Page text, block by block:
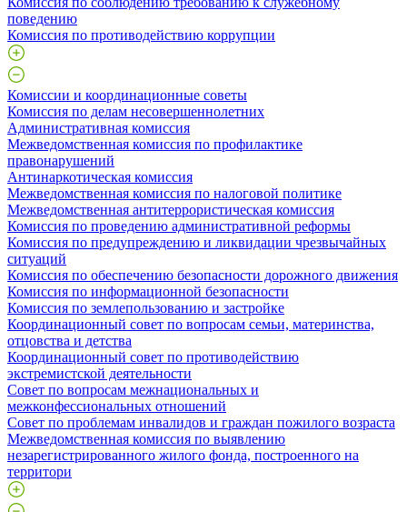
поведению
Комиссия по противодействию коррупции
Комиссии и координационные советы
Комиссия по делам несовершеннолетних
Административная комиссия
Межведомственная комиссия по профилактике
правонарушений
Антинаркотическая комиссия
Межведомственная комиссия по налоговой политике
Межведомственная антитеррористическая комиссия
Комиссия по проведению административной реформы
Комиссия по предупреждению и ликвидации чрезвычайных
ситуаций
Комиссия по обеспечению безопасности дорожного движения
Комиссия по информационной безопасности
Комиссия по землепользованию и застройке
Координационный совет по вопросам семьи, материнства,
отцовства и детства
Координационный совет по противодействию
экстремистской деятельности
Совет по вопросам межнациональных и
межконфессиональных отношений
Совет по проблемам инвалидов и граждан пожилого возраста
Межведомственная комиссия по выявлению
незарегистрированного жилого фонда, построенного на
территори